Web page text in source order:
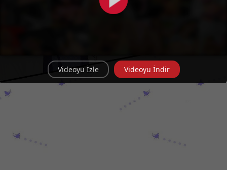
Videoyu İzle Videoyu İndir